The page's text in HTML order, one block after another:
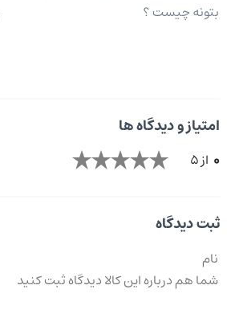
بتونه چیست ؟
امتیاز و دیدگاه ها
0 از 5
ثبت دیدگاه